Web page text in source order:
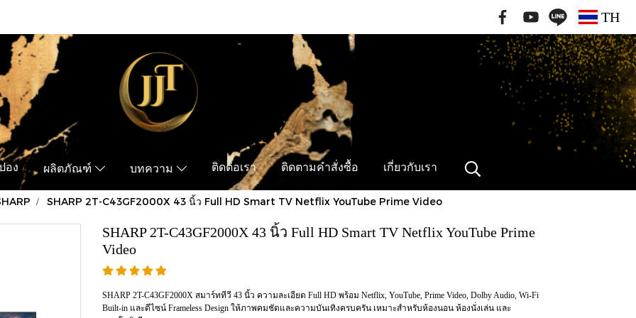
TH
อง ผลิตภัณฑ์ บทความ ติดต่อเรา ติดตามคำสั่งซื้อ เกี่ยวกับเรา
SHARP 2T-C43GF2000X 43 นิ้ว Full HD Smart TV Netflix YouTube Prime Video
SHARP 2T-C43GF2000X 43 นิ้ว Full HD Smart TV Netflix YouTube Prime
Video
SHARP 2T-C43GF2000X สมาร์ททีวี 43 นิ้ว ความละเอียด Full HD พร้อม Netflix, YouTube, Prime Video, Dolby Audio, Wi-Fi
Built-in และดีไซน์ Frameless Design ให้ภาพคมชัดและความบันเทิงครบครัน เหมาะสำหรับห้องนอน ห้องนั่งเล่น และ